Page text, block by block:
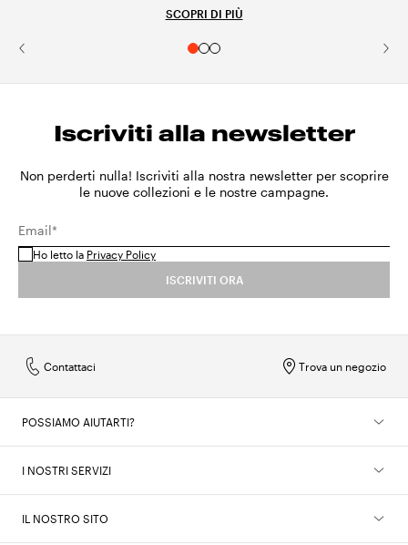
SCOPRI DI PIÙ
Iscriviti alla newsletter
Non perderti nulla! Iscriviti alla nostra newsletter per scoprire
le nuove collezioni e le nostre campagne.
Email*
Ho letto la Privacy Policy
ISCRIVITI ORA
Trova un negozio
Contattaci
POSSIAMO AIUTARTI?
I NOSTRI SERVIZI
IL NOSTRO SITO